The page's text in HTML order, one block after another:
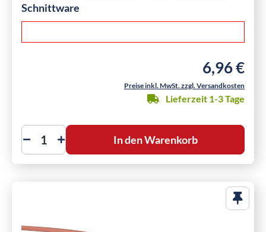
Schnittware
Regulärer
6,96 €
Preise inkl. MwSt. zzgl. Versandkosten
Lieferzeit 1-3 Tage
In den Warenkorb